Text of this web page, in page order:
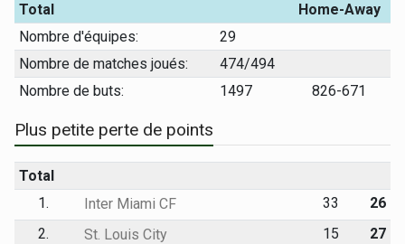
Total
Home-Away
Nombre d'équipes:
29
Nombre de matches joués:
474/494
Nombre de buts:
1497 826-671
Plus petite perte de points
Total
1.
Inter Miami CF 33
26
2.
St. Louis City 15
27